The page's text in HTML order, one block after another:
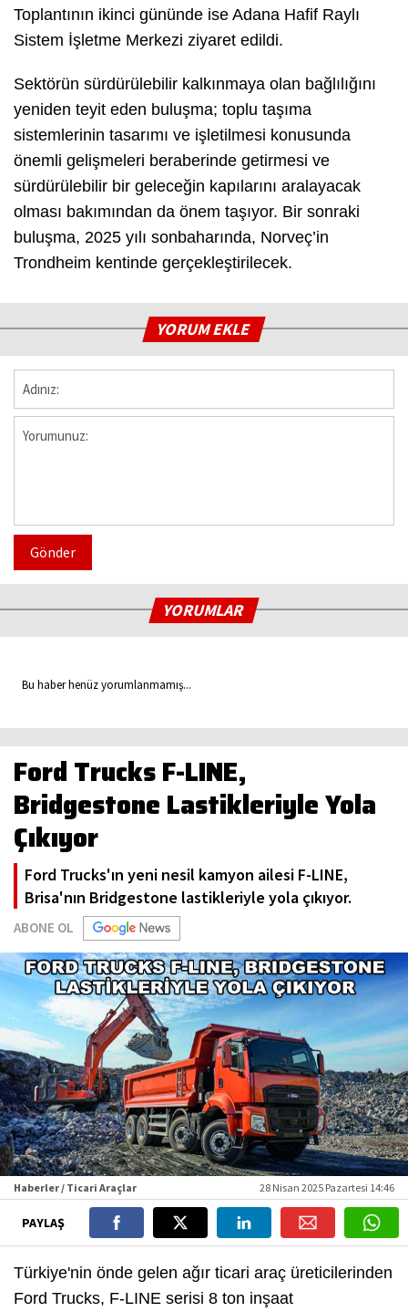
Toplantının ikinci gününde ise Adana Hafif Raylı
Sistem İşletme Merkezi ziyaret edildi.
Sektörün sürdürülebilir kalkınmaya olan bağlılığını
yeniden teyit eden buluşma; toplu taşıma
sistemlerinin tasarımı ve işletilmesi konusunda
önemli gelişmeleri beraberinde getirmesi ve
sürdürülebilir bir geleceğin kapılarını aralayacak
olması bakımından da önem taşıyor. Bir sonraki
buluşma, 2025 yılı sonbaharında, Norveç’in
Trondheim kentinde gerçekleştirilecek.
YORUM EKLE
Gönder
YORUMLAR
Bu haber henüz yorumlanmamış...
Ford Trucks F-LINE,
Bridgestone Lastikleriyle Yola
Çıkıyor
Ford Trucks'ın yeni nesil kamyon ailesi F-LINE,
Brisa'nın Bridgestone lastikleriyle yola çıkıyor.
ABONE OL
Haberler / Ticari Araçlar 28 Nisan 2025 Pazartesi 14:46
PAYLAŞ
Türkiye'nin önde gelen ağır ticari araç üreticilerinden
Ford Trucks, F-LINE serisi 8 ton inşaat